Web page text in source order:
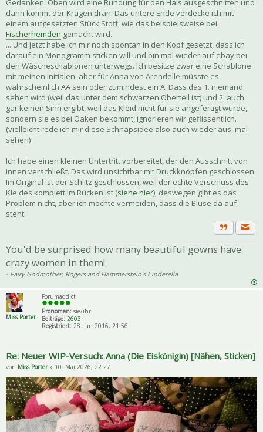
dann kommt der Kragen dran. Das untere Ende verdecke ich mit
einem aufgesetzten Stück Stoff, wie das beispielsweise bei
Fischerhemden gemacht wird.
... Und jetzt habe ich mir noch spontan in den Kopf gesetzt, dass ich
darauf ein Monogramm sticken will und bin mal wieder auf ebay bei
den Wäscheschablonen unterwegs. Ich besitze zwar eine Schablone
mit meinen Initialen, aber für Anna von Arendelle müsste es
wahrscheinlich AA sein oder zumindest ein A. Dass das 1. niemand
sehen wird (weil das unter dem schwarzen Oberteil ist) und 2. auch
gar keinen Sinn ergibt, weil das Kleid nicht für sie angefertigt wurde,
sondern sie es bei Oaken bekommt, ignorieren wir geflissentlich.
(vielleicht rede ich mir diese Schnapsidee also auch wieder aus, mal
sehen)
Ich habe einen kleinen Untertritt vorbereitet, der den Ausschnitt von
innen verschließt. Das wird unsichtbar mit Druckknöpfen geschlossen.
Im Original ist der Schlitz geschlossen, weil der echte Verschluss des
Kleides komplett im Rücken ist (siehe hier), deswegen gibt es das
Problem nicht, aber ich möchte vermeiden, dass die Bluse da auf
steht.
Zitat
You'd be surprised how many beautiful gowns have
crazy women in them!
- Fairy Godmother, Rogers and Hammerstein's Cinderella
Miss Porter
Forumaddict
Pronomen: sie/ihr
Beiträge: 2603
Registriert: 28. Jan 2016, 21:56
Re: Neuer WIP-Versuch: Anna (Die Eiskönigin) [Nähen, Sticken]
von Miss Porter» 10. Mai 2026, 22:27